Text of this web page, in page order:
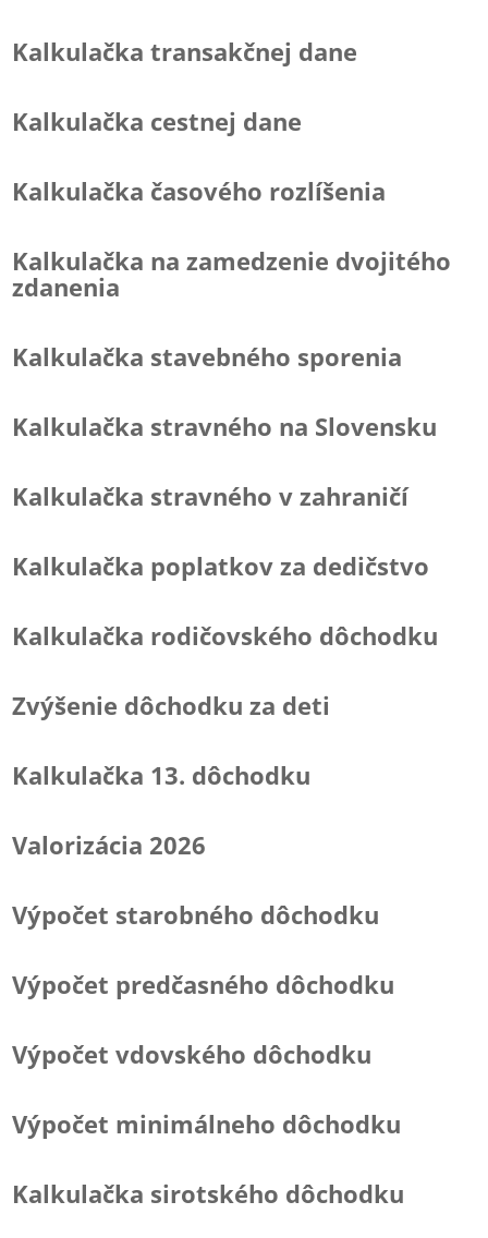
Kalkulačka transakčnej dane
Kalkulačka cestnej dane
Kalkulačka časového rozlíšenia
Kalkulačka na zamedzenie dvojitého
zdanenia
Kalkulačka stavebného sporenia
Kalkulačka stravného na Slovensku
Kalkulačka stravného v zahraničí
Kalkulačka poplatkov za dedičstvo
Kalkulačka rodičovského dôchodku
Zvýšenie dôchodku za deti
Kalkulačka 13. dôchodku
Valorizácia 2026
Výpočet starobného dôchodku
Výpočet predčasného dôchodku
Výpočet vdovského dôchodku
Výpočet minimálneho dôchodku
Kalkulačka sirotského dôchodku